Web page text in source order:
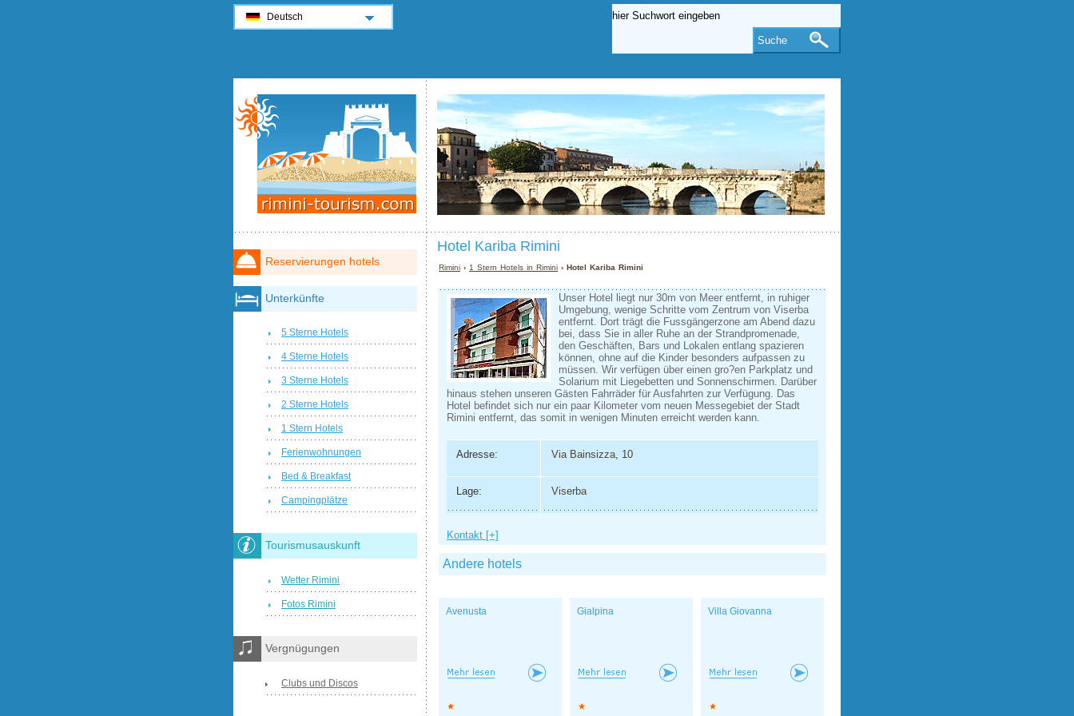
Hotel Kariba Rimini
Rimini › 1 Stern Hotels in Rimini › Hotel Kariba Rimini
Unser Hotel liegt nur 30m von Meer entfernt, in ruhiger
Umgebung, wenige Schritte vom Zentrum von Viserba
entfernt. Dort trägt die Fussgängerzone am Abend dazu
bei, dass Sie in aller Ruhe an der Strandpromenade,
den Geschäften, Bars und Lokalen entlang spazieren
können, ohne auf die Kinder besonders aufpassen zu
müssen. Wir verfügen über einen gro?en Parkplatz und
Solarium mit Liegebetten und Sonnenschirmen. Darüber
hinaus stehen unseren Gästen Fahrräder für Ausfahrten zur Verfügung. Das
Hotel befindet sich nur ein paar Kilometer vom neuen Messegebiet der Stadt
Rimini entfernt, das somit in wenigen Minuten erreicht werden kann.
Adresse: Via Bainsizza, 10
Lage: Viserba
Kontakt [+]
Andere hotels
Avenusta Gialpina Villa Giovanna
Reservierungen hotels
Unterkünfte
5 Sterne Hotels
4 Sterne Hotels
3 Sterne Hotels
2 Sterne Hotels
1 Stern Hotels
Ferienwohnungen
Bed & Breakfast
Campingplätze
Tourismusauskunft
Wetter Rimini
Fotos Rimini
Vergnügungen
Clubs und Discos
Deutsch
Suche